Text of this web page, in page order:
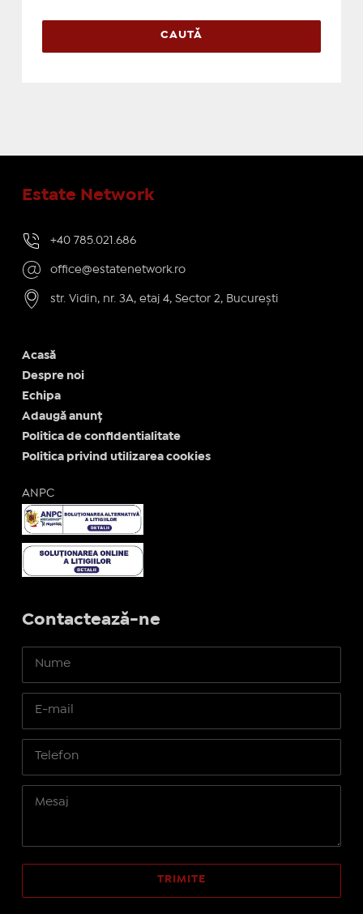
Estate Network
+40 785.021.686
office@estatenetwork.ro
str. Vidin, nr. 3A, etaj 4, Sector 2, București
Acasă
Despre noi
Echipa
Adaugă anunț
Politica de confidentialitate
Politica privind utilizarea cookies
ANPC
Contactează-ne